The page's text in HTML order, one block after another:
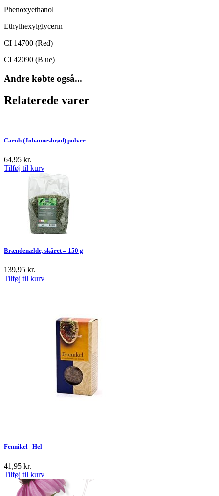
Phenoxyethanol
Ethylhexylglycerin
CI 14700 (Red)
CI 42090 (Blue)
Andre købte også...
Relaterede varer
Carob (Johannesbrød) pulver
64,95 kr.
Tilføj til kurv
Brændenælde, skåret – 150 g
139,95 kr.
Tilføj til kurv
Fennikel | Hel
41,95 kr.
Tilføj til kurv